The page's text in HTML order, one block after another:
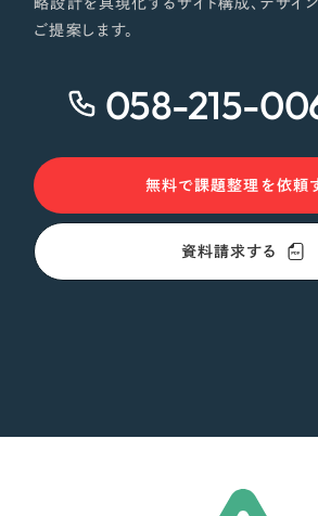
オレンジ・橙色
イエロー・黄色
ブルー・青色
略設計を具現化するサイト構成、デザイ
ご提案します。
058-215-
無料で課題整理を依頼
資料請求する